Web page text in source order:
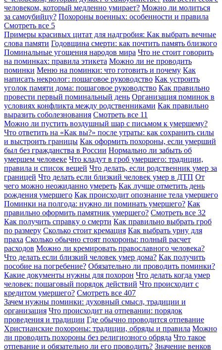
человеком, который медленно умирает? Можно ли молиться
за самоубийцу? Похороны военных: особенности и правила
Смотреть все 5
Примеры красивых цитат для надгробия: Как выбрать вечные
слова памяти Годовщина смерти: как почтить память близкого
Поминальные угощения народов мира Что не стоит говорить
на поминках: правила этикета Можно ли не проводить
поминки Меню на поминки: что готовить и почему Как
написать некролог: пошаговое руководство Как устроить
уголок памяти дома: пошаговое руководство Как правильно
провести первый поминальный день Организация поминок в
условиях конфликта между родственниками Как правильно
выразить соболезнования Смотреть все 11
Можно ли пустить воздушный шар с письмом к умершему?
Что ответить на «Как вы?» после утраты: как сохранить силы
и выстроить границы Как оформить похороны, если умерший
был без гражданства в России Нормально ли забыть об
умершем человеке Что кладут в гроб умершего: традиции,
правила и список вещей Что делать, если родственник умер за
границей Что делать если близкий человек умер в ДТП От
чего можно неожиданно умереть Как лучше отметить день
рождения умершего Как происходит опознание тела умершего
Поминки на полгода: нужно ли поминать умершего? Как
правильно оформить памятник умершего? Смотреть все 32
Как получить справку о смерти Как правильно выбрать гроб
по размеру Сколько стоит кремация Как выбрать урну для
праха Сколько обычно стоят похороны: полный расчет
расходов Можно ли кремировать православного человека?
Что делать если близкий человек умер дома? Как получить
пособие на погребение? Обязательно ли проводить поминки?
Какие документы нужны для похорон Что делать когда умер
человек: пошаговый порядок действий Что происходит с
кредитом умершего? Смотреть все 407
Зачем нужны поминки: духовный смысл, традиции и
организация Что происходит на отпевании: порядок
проведения и традиции Где обычно проводится отпевание
Христианские похороны: традиции, обряды и правила Можно
ли проводить похороны без религиозного обряда Что такое
отпевание и обязательно ли его проводить? Значение венков